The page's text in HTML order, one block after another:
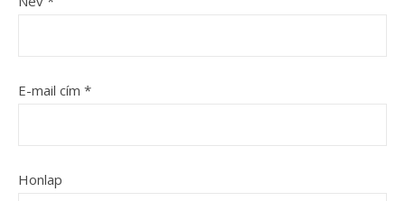
E-mail cím *
Honlap